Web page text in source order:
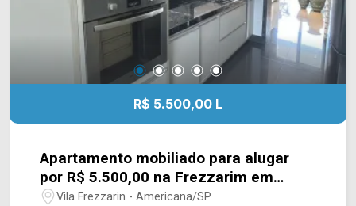
R$ 5.500,00 L
Apartamento mobiliado para alugar
por R$ 5.500,00 na Frezzarim em
Americana/SP.
Vila Frezzarin - Americana/SP